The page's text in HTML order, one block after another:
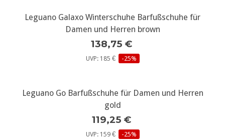
Leguano Galaxo Winterschuhe Barfußschuhe für
Damen und Herren brown
138,75 €
UVP: 185 € -25%
Leguano Go Barfußschuhe für Damen und Herren
gold
119,25 €
UVP: 159 € -25%